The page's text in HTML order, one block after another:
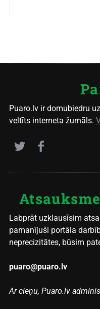
Puaro.lv ir domubiedru
veltīts interneta žurnāls.
Labprāt uzklausīsim
pamanījuši portāla
neprecizitātes, būsim
puaro@puaro.lv
Ar cieņu, Puaro.lv